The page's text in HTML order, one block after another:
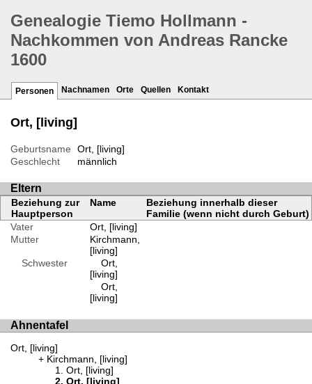
Genealogie Tiemo Hollmann -
Nachkommen von Andreas Rancke
1600
Personen Nachnamen Orte Quellen Kontakt
Ort, [living]
Geburtsname
Ort, [living]
Geschlecht
männlich
Eltern
Beziehung zur
Hauptperson
Name
Beziehung innerhalb dieser
Familie (wenn nicht durch Geburt)
Vater
Ort, [living]
Mutter
Kirchmann,
[living]
Schwester
Ort,
[living]
Ort,
[living]
Ahnentafel
Ort, [living]
Kirchmann, [living]
Ort, [living]
Ort, [living]